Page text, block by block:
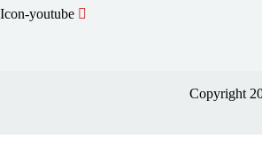
Icon-youtube
Copyright